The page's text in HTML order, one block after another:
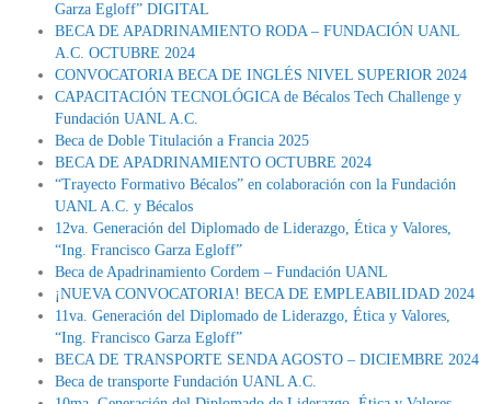
Garza Egloff” DIGITAL
BECA DE APADRINAMIENTO RODA – FUNDACIÓN UANL
A.C. OCTUBRE 2024
CONVOCATORIA BECA DE INGLÉS NIVEL SUPERIOR 2024
CAPACITACIÓN TECNOLÓGICA de Bécalos Tech Challenge y
Fundación UANL A.C.
Beca de Doble Titulación a Francia 2025
BECA DE APADRINAMIENTO OCTUBRE 2024
“Trayecto Formativo Bécalos” en colaboración con la Fundación
UANL A.C. y Bécalos
12va. Generación del Diplomado de Liderazgo, Ética y Valores,
“Ing. Francisco Garza Egloff”
Beca de Apadrinamiento Cordem – Fundación UANL
¡NUEVA CONVOCATORIA! BECA DE EMPLEABILIDAD 2024
11va. Generación del Diplomado de Liderazgo, Ética y Valores,
“Ing. Francisco Garza Egloff”
BECA DE TRANSPORTE SENDA AGOSTO – DICIEMBRE 2024
Beca de transporte Fundación UANL A.C.